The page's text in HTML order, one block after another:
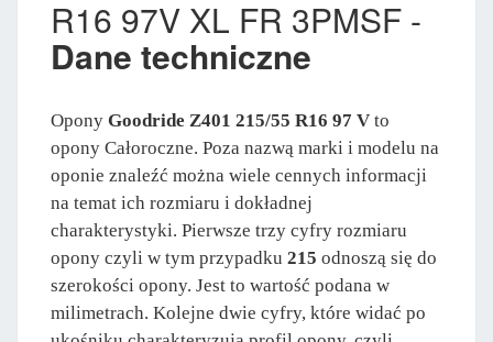
R16 97V XL FR 3PMSF -
Dane techniczne
Opony Goodride Z401 215/55 R16 97 V to
opony Całoroczne. Poza nazwą marki i modelu na
oponie znaleźć można wiele cennych informacji
na temat ich rozmiaru i dokładnej
charakterystyki. Pierwsze trzy cyfry rozmiaru
opony czyli w tym przypadku 215 odnoszą się do
szerokości opony. Jest to wartość podana w
milimetrach. Kolejne dwie cyfry, które widać po